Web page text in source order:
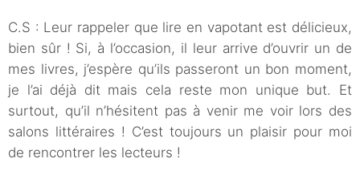
C.S : Leur rappeler que lire en vapotant est délicieux,
bien sûr ! Si, à l’occasion, il leur arrive d’ouvrir un de
mes livres, j’espère qu’ils passeront un bon moment,
je l’ai déjà dit mais cela reste mon unique but. Et
surtout, qu’il n’hésitent pas à venir me voir lors des
salons littéraires ! C’est toujours un plaisir pour moi
de rencontrer les lecteurs !